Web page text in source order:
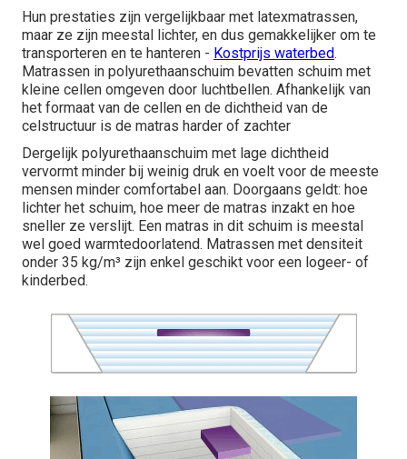
Hun prestaties zijn vergelijkbaar met latexmatrassen,
maar ze zijn meestal lichter, en dus gemakkelijker om te
transporteren en te hanteren - Kostprijs waterbed.
Matrassen in polyurethaanschuim bevatten schuim met
kleine cellen omgeven door luchtbellen. Afhankelijk van
het formaat van de cellen en de dichtheid van de
celstructuur is de matras harder of zachter
Dergelijk polyurethaanschuim met lage dichtheid
vervormt minder bij weinig druk en voelt voor de meeste
mensen minder comfortabel aan. Doorgaans geldt: hoe
lichter het schuim, hoe meer de matras inzakt en hoe
sneller ze verslijt. Een matras in dit schuim is meestal
wel goed warmtedoorlatend. Matrassen met densiteit
onder 35 kg/m³ zijn enkel geschikt voor een logeer- of
kinderbed.